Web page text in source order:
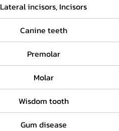
Lateral incisors, Incisors
Canine teeth
Premolar
Molar
Wisdom tooth
Gum disease